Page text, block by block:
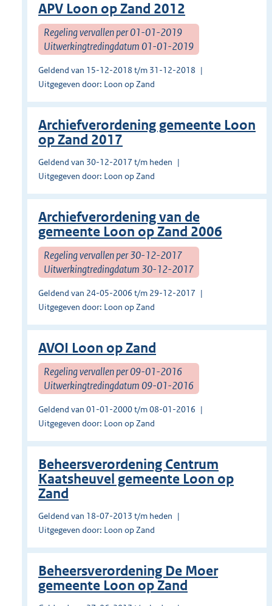
APV Loon op Zand 2012
Regeling vervallen per 01-01-2019
Uitwerkingtredingdatum 01-01-2019
Geldend van 15-12-2018 t/m 31-12-2018
Uitgegeven door: Loon op Zand
Archiefverordening gemeente Loon
op Zand 2017
Geldend van 30-12-2017 t/m heden
Uitgegeven door: Loon op Zand
Archiefverordening van de
gemeente Loon op Zand 2006
Regeling vervallen per 30-12-2017
Uitwerkingtredingdatum 30-12-2017
Geldend van 24-05-2006 t/m 29-12-2017
Uitgegeven door: Loon op Zand
AVOI Loon op Zand
Regeling vervallen per 09-01-2016
Uitwerkingtredingdatum 09-01-2016
Geldend van 01-01-2000 t/m 08-01-2016
Uitgegeven door: Loon op Zand
Beheersverordening Centrum
Kaatsheuvel gemeente Loon op
Zand
Geldend van 18-07-2013 t/m heden
Uitgegeven door: Loon op Zand
Beheersverordening De Moer
gemeente Loon op Zand